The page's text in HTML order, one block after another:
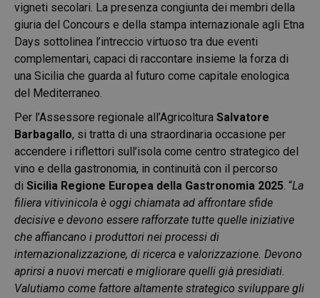
vigneti secolari. La presenza congiunta dei membri della
giuria del Concours e della stampa internazionale agli Etna
Days sottolinea l’intreccio virtuoso tra due eventi
complementari, capaci di raccontare insieme la forza di
una Sicilia che guarda al futuro come capitale enologica
del Mediterraneo.
Per l’Assessore regionale all’Agricoltura Salvatore
Barbagallo, si tratta di una straordinaria occasione per
accendere i riflettori sull’isola come centro strategico del
vino e della gastronomia, in continuità con il percorso
di Sicilia Regione Europea della Gastronomia 2025. “La
filiera vitivinicola è oggi chiamata ad affrontare sfide
decisive e devono essere rafforzate tutte quelle iniziative
che affiancano i produttori nei processi di
internazionalizzazione, di ricerca e valorizzazione. Devono
aprirsi a nuovi mercati e migliorare quelli già presidiati.
Valutiamo come fattore altamente strategico sviluppare gli